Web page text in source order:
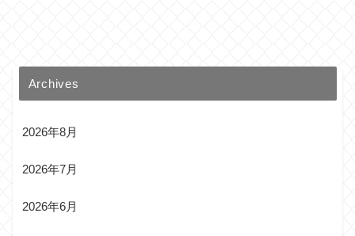
Archives
2026年8月
2026年7月
2026年6月